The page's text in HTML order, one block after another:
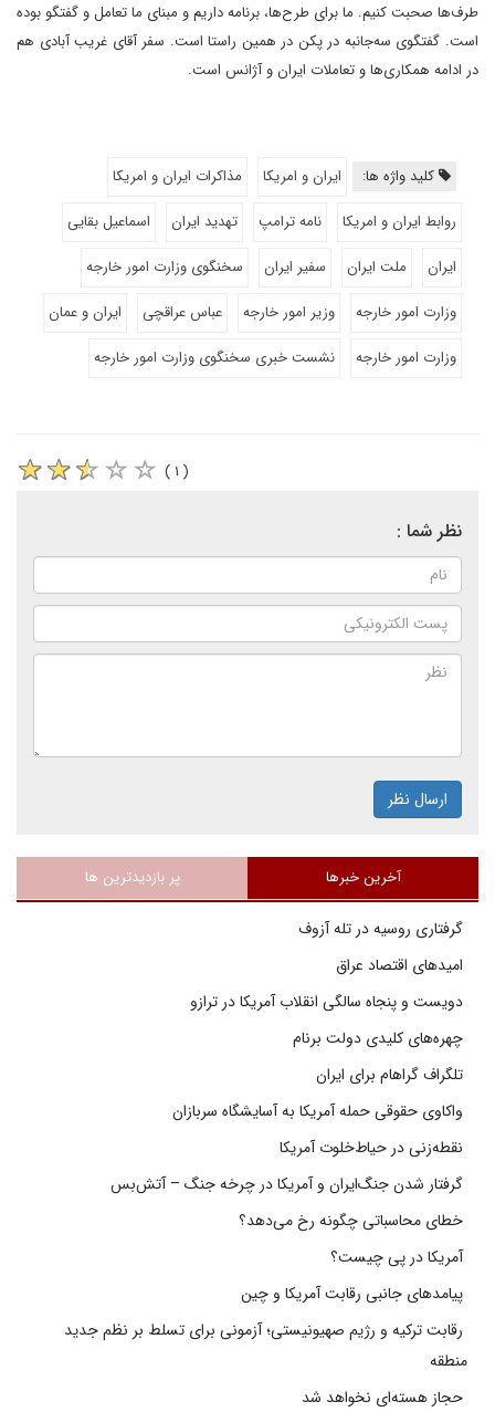
طرف‌ها صحبت کنیم. ما برای طرح‌ها، برنامه داریم و مبنای ما تعامل و گفتگو بوده
است. گفتگوی سه‌جانبه در پکن در همین راستا است. سفر آقای غریب آبادی هم
در ادامه همکاری‌ها و تعاملات ایران و آژانس است.
کلید واژه ها: ایران و امریکا
مذاکرات ایران و امریکا
روابط ایران و امریکا
نامه ترامپ تهدید ایران
اسماعیل بقایی
ایران
ملت ایران سفیر ایران
سخنگوی وزارت امور خارجه
وزارت امور خارجه
وزیر امور خارجه عباس عراقچی
ایران و عمان
وزارت امور خارجە
نشست خبری سخنگوی وزارت امور خارجه
( ۱ )
نظر شما :
ارسال نظر
آخرین خبرها پر بازدیدترین ها
گرفتاری روسیه در تله آزوف
امیدهای اقتصاد عراق
دویست و پنجاه سالگی انقلاب آمریکا در ترازو
چهره‌های کلیدی دولت برنام
تلگراف گراهام برای ایران
واکاوی حقوقی حمله آمریکا به آسایشگاه سربازان
نقطه‌زنی در حیاط‌خلوت آمریکا
گرفتار شدن جنگ‌ایران و آمریکا در چرخه جنگ – آتش‌بس
خطای محاسباتی چگونه رخ می‌دهد؟
آمریکا در پی چیست؟
پیامدهای جانبی رقابت آمریکا و چین
رقابت ترکیه و رژیم صهیونیستی؛ آزمونی برای تسلط بر نظم جدید
منطقه
حجاز هسته‌ای نخواهد شد